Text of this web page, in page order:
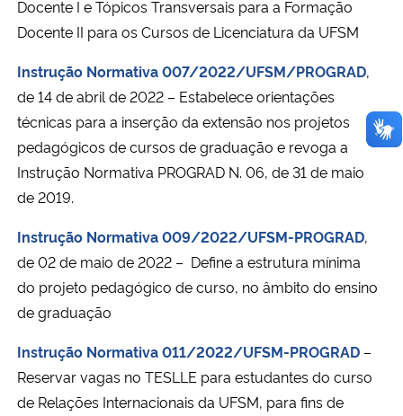
Docente I e Tópicos Transversais para a Formação
Docente II para os Cursos de Licenciatura da UFSM
Instrução Normativa 007/2022/UFSM/PROGRAD,
de 14 de abril de 2022 – Estabelece orientações
técnicas para a inserção da extensão nos projetos
pedagógicos de cursos de graduação e revoga a
Instrução Normativa PROGRAD N. 06, de 31 de maio
de 2019.
Instrução Normativa 009/2022/UFSM-PROGRAD,
de 02 de maio de 2022 – Define a estrutura mínima
do projeto pedagógico de curso, no âmbito do ensino
de graduação
Instrução Normativa 011/2022/UFSM-PROGRAD –
Reservar vagas no TESLLE para estudantes do curso
de Relações Internacionais da UFSM, para fins de